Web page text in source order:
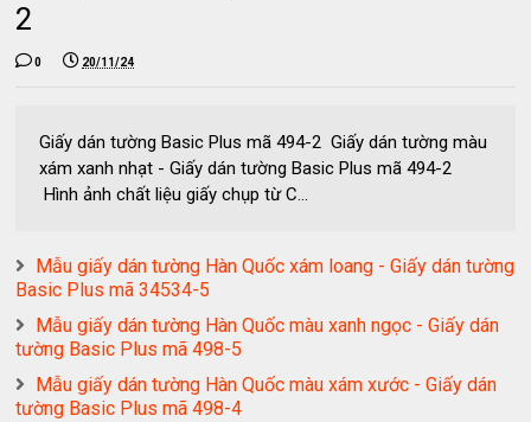
2
0 20/11/24
Giấy dán tường Basic Plus mã 494-2 Giấy dán tường màu
xám xanh nhạt - Giấy dán tường Basic Plus mã 494-2
Hình ảnh chất liệu giấy chụp từ C...
Mẫu giấy dán tường Hàn Quốc xám loang - Giấy dán tường
Basic Plus mã 34534-5
Mẫu giấy dán tường Hàn Quốc màu xanh ngọc - Giấy dán
tường Basic Plus mã 498-5
Mẫu giấy dán tường Hàn Quốc màu xám xước - Giấy dán
tường Basic Plus mã 498-4